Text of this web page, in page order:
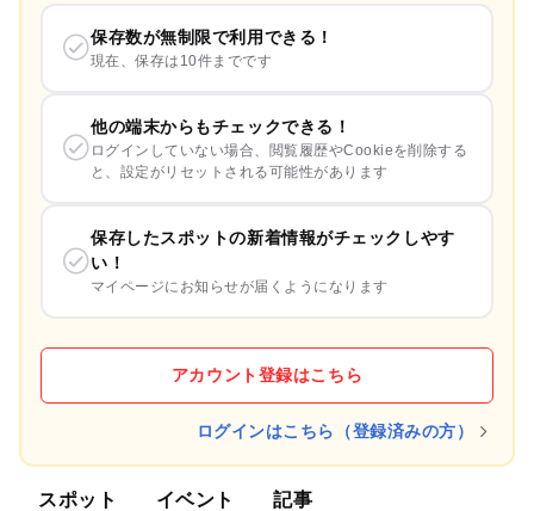
保存数が無制限で利用できる！
現在、保存は10件までです
他の端末からもチェックできる！
ログインしていない場合、閲覧履歴やCookieを削除する
と、設定がリセットされる可能性があります
保存したスポットの新着情報がチェックしやす
い！
マイページにお知らせが届くようになります
アカウント登録はこちら
ログインはこちら（登録済みの方）
スポット イベント 記事